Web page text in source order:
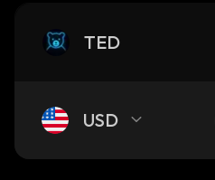
TED
USD